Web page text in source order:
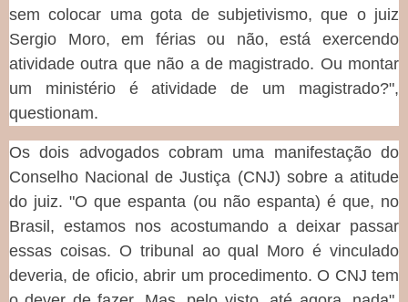
sem colocar uma gota de subjetivismo, que o juiz
Sergio Moro, em férias ou não, está exercendo
atividade outra que não a de magistrado. Ou montar
um ministério é atividade de um magistrado?",
questionam.
Os dois advogados cobram uma manifestação do
Conselho Nacional de Justiça (CNJ) sobre a atitude
do juiz. "O que espanta (ou não espanta) é que, no
Brasil, estamos nos acostumando a deixar passar
essas coisas. O tribunal ao qual Moro é vinculado
deveria, de oficio, abrir um procedimento. O CNJ tem